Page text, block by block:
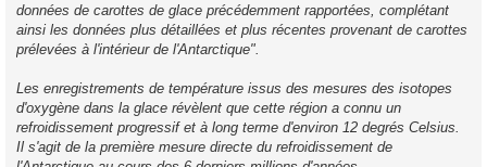
données de carottes de glace précédemment rapportées, complétant
ainsi les données plus détaillées et plus récentes provenant de carottes
prélevées à l'intérieur de l'Antarctique".
Les enregistrements de température issus des mesures des isotopes
d'oxygène dans la glace révèlent que cette région a connu un
refroidissement progressif et à long terme d'environ 12 degrés Celsius.
Il s'agit de la première mesure directe du refroidissement de